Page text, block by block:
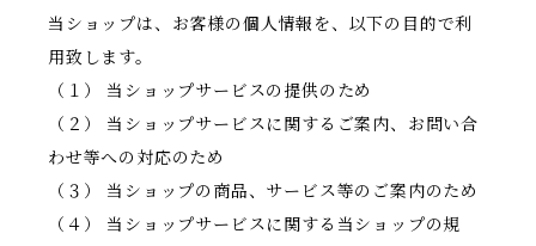
当ショップは、お客様の個人情報を、以下の目的で利
用致します。
（１） 当ショップサービスの提供のため
（２） 当ショップサービスに関するご案内、お問い合
わせ等への対応のため
（３） 当ショップの商品、サービス等のご案内のため
（４） 当ショップサービスに関する当ショップの規